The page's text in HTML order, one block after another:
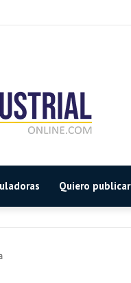
Quiero publicar